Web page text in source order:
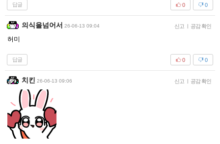
답글 0
0
의식을넘어서 26-06-13 09:04 신고 | 공감 확인
허미
답글 0
0
치킨 26-06-13 09:06 신고 | 공감 확인